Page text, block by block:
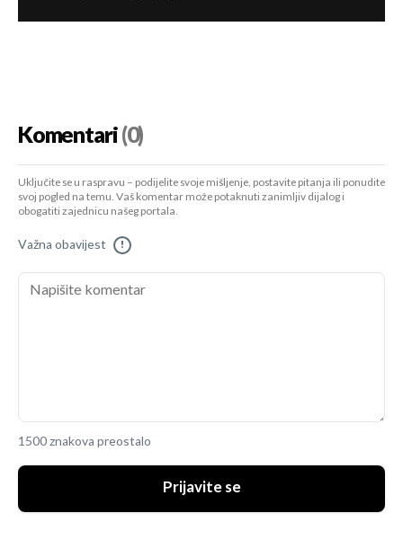
Komentari(0)
Uključite se u raspravu – podijelite svoje mišljenje, postavite pitanja ili ponudite
svoj pogled na temu. Vaš komentar može potaknuti zanimljiv dijalog i
obogatiti zajednicu našeg portala.
Važna obavijest !
1500 znakova preostalo
Prijavite se